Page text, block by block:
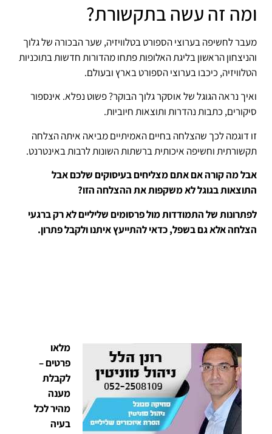
ומה זה עשה בתקשורת?
מעבר לחשיפה בערוצי הספורט בטלוויזיה, שער הבכורה של גלוך
והניצחון הראשון בליגת האלופות פתחו מהדורות חדשות בתוכניות
הטלוויזיה, כיכבו בערוצי הספורט בארץ ובעולם.
ואיך נראה הגוגל של אוסקר גלוך הבוקר? פשוט נפלא. אינספור
סיקורים, כתבות נהדרות ותוצאות חיוביות.
זו דוגמה לכך שהצלחה בחיים האמיתיים מביאה איתה הצלחה
תקשורתית וחשיפה איכותית ברשתות השונות לרבות באינטרנט.
אבל מה קורה אם אתם מצליחים בעיסוקים שלכם אבל
התוצאות בגוגל לא משקפות את ההצלחה הזו?
לפתרונות של התמודדות מול פרסומים שליליים לא רק ברגעי
הצלחה אלא גם בשפל, כדאי להתייעץ איתנו ולקבל פתרון.
מלאו
פרטים –
לקבלת
מענה
מהיר לכל
בעיה